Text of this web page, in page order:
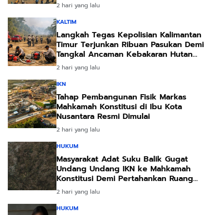
2 hari yang lalu
KALTIM
Langkah Tegas Kepolisian Kalimantan
Timur Terjunkan Ribuan Pasukan Demi
Tangkal Ancaman Kebakaran Hutan
Akibat Kemarau Ekstrem
2 hari yang lalu
IKN
Tahap Pembangunan Fisik Markas
Mahkamah Konstitusi di Ibu Kota
Nusantara Resmi Dimulai
2 hari yang lalu
HUKUM
Masyarakat Adat Suku Balik Gugat
Undang Undang IKN ke Mahkamah
Konstitusi Demi Pertahankan Ruang
Hidup Leluhur
2 hari yang lalu
HUKUM